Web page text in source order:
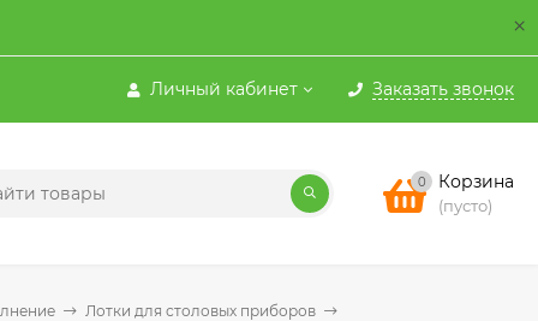
×
Личный кабинет Заказать звонок
0 Корзина
(пусто)
Лотки для столовых приборов